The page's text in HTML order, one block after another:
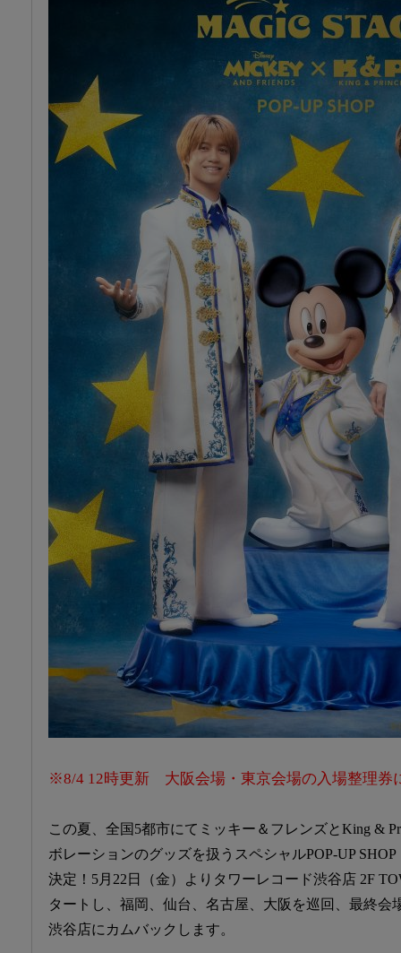
※8/4 12時更新 大阪会場・東京会場の入場整理券
この夏、全国5都市にてミッキー＆フレンズとKing &
ボレーションのグッズを扱うスペシャルPOP-UP
決定！5月22日（金）よりタワーレコード渋谷店 2F
タートし、福岡、仙台、名古屋、大阪を巡回、最終会
渋谷店にカムバックします。